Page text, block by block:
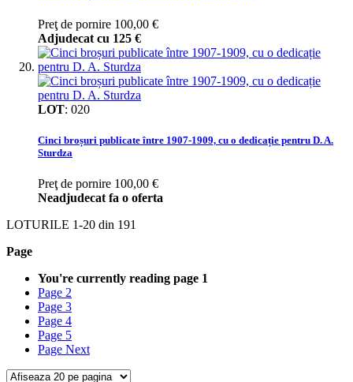
Preţ de pornire 100,00 €
Adjudecat cu 125 €
LOT: 020
Cinci broșuri publicate între 1907-1909, cu o dedicație pentru D. A.
Sturdza
Preţ de pornire 100,00 €
Neadjudecat fa o oferta
LOTURILE 1-20 din 191
Page
You're currently reading page 1
Page 2
Page 3
Page 4
Page 5
Page Next